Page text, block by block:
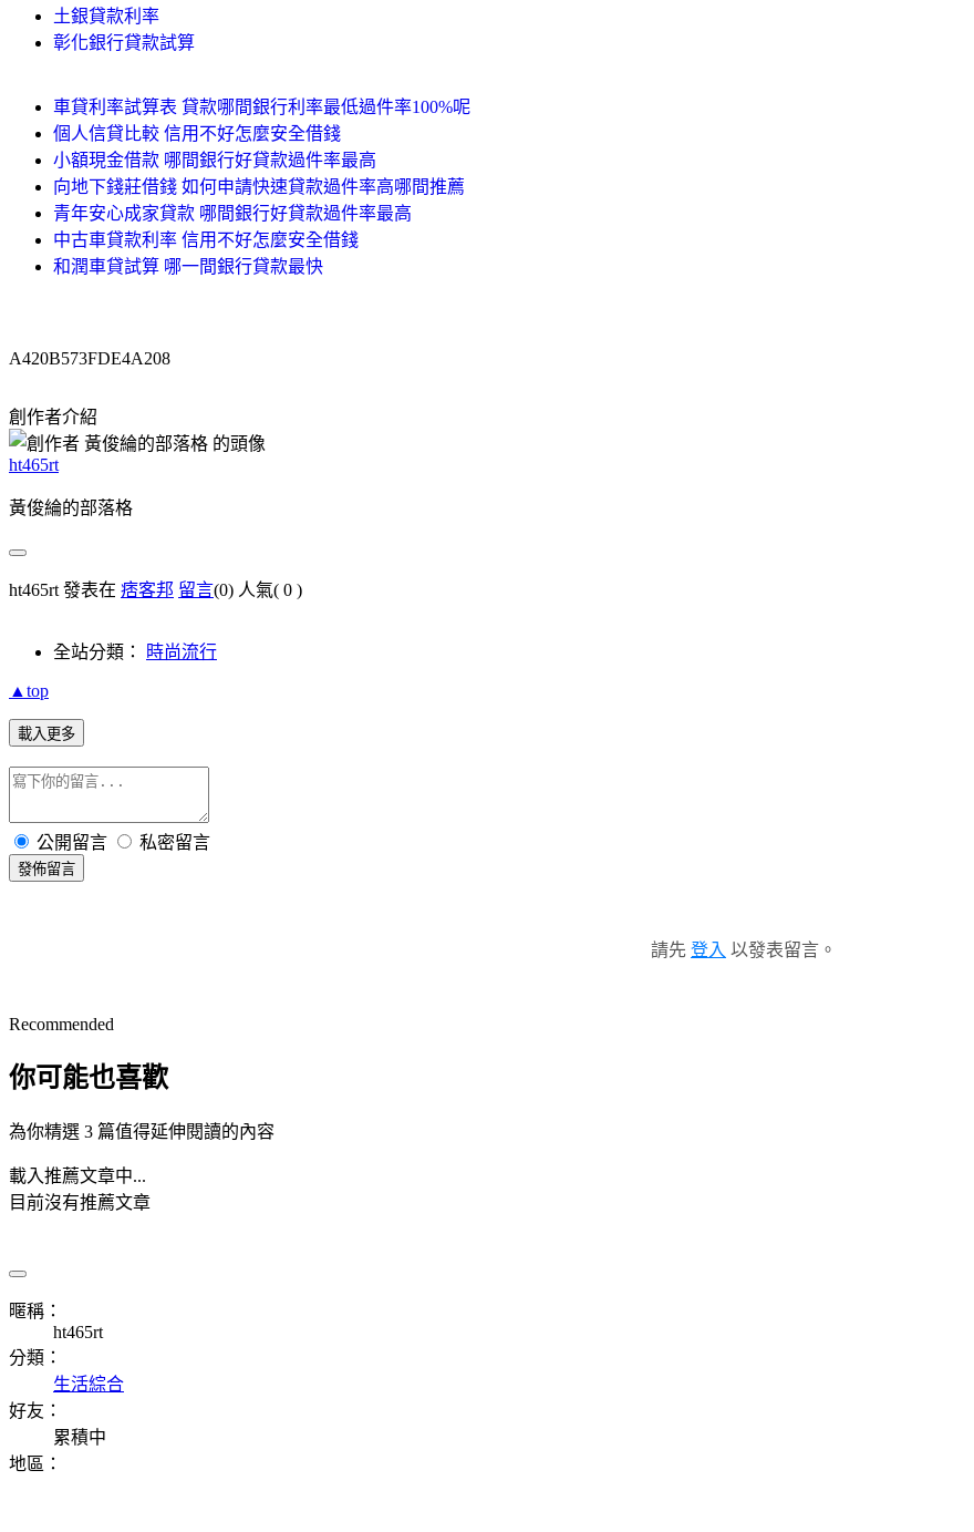
土銀貸款利率
彰化銀行貸款試算
車貸利率試算表 貸款哪間銀行利率最低過件率100%呢
個人信貸比較 信用不好怎麼安全借錢
小額現金借款 哪間銀行好貸款過件率最高
向地下錢莊借錢 如何申請快速貸款過件率高哪間推薦
青年安心成家貸款 哪間銀行好貸款過件率最高
中古車貸款利率 信用不好怎麼安全借錢
和潤車貸試算 哪一間銀行貸款最快
A420B573FDE4A208
創作者介紹
ht465rt
黃俊綸的部落格
ht465rt 發表在 痞客邦 留言(0) 人氣( 0 )
全站分類： 時尚流行
▲top
載入更多
公開留言 私密留言
發佈留言
請先 登入 以發表留言。
Recommended
你可能也喜歡
為你精選 3 篇值得延伸閱讀的內容
載入推薦文章中...
目前沒有推薦文章
暱稱：
ht465rt
分類：
生活綜合
好友：
累積中
地區：